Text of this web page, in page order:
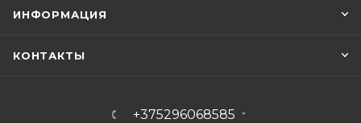
ИНФОРМАЦИЯ
КОНТАКТЫ
+375296068585